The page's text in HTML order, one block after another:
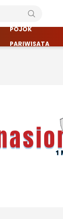
POJOK
PARIWISATA